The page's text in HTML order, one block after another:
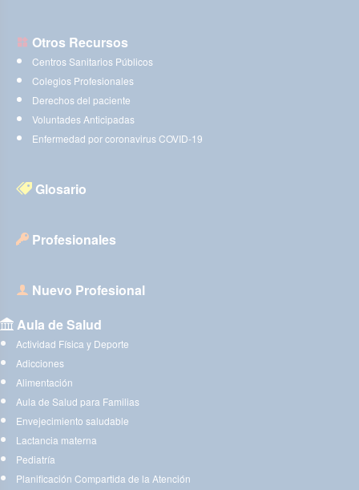
Otros Recursos
Centros Sanitarios Públicos
Colegios Profesionales
Derechos del paciente
Voluntades Anticipadas
Enfermedad por coronavirus COVID-19
Glosario
Profesionales
Nuevo Profesional
Aula de Salud
Actividad Física y Deporte
Adicciones
Alimentación
Aula de Salud para Familias
Envejecimiento saludable
Lactancia materna
Pediatría
Planificación Compartida de la Atención